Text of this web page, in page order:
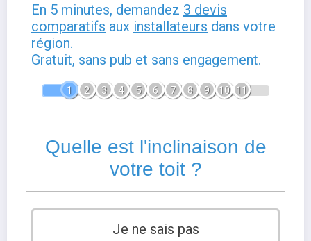
En 5 minutes, demandez 3 devis
comparatifs aux installateurs dans votre
région.
Gratuit, sans pub et sans engagement.
1 2 3 4 5 6 7 8 9 10 11
Quelle est l'inclinaison de
votre toit ?
Je ne sais pas